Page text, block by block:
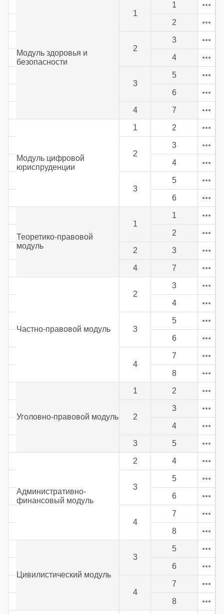
Модуль здоровья и
безопасности
1
1
2
2
3
4
3
5
6
4 7
Модуль цифровой
юриспруденции
1 2
2
3
4
3
5
6
Теоретико-правовой
модуль
1
1
2
2 3
4 7
Частно-правовой модуль
2
3
4
3
5
6
4
7
8
Уголовно-правовой модуль
1 2
2
3
4
3 5
Административно-
финансовый модуль
2 4
3
5
6
4
7
8
Цивилистический модуль
3
5
6
4
7
8